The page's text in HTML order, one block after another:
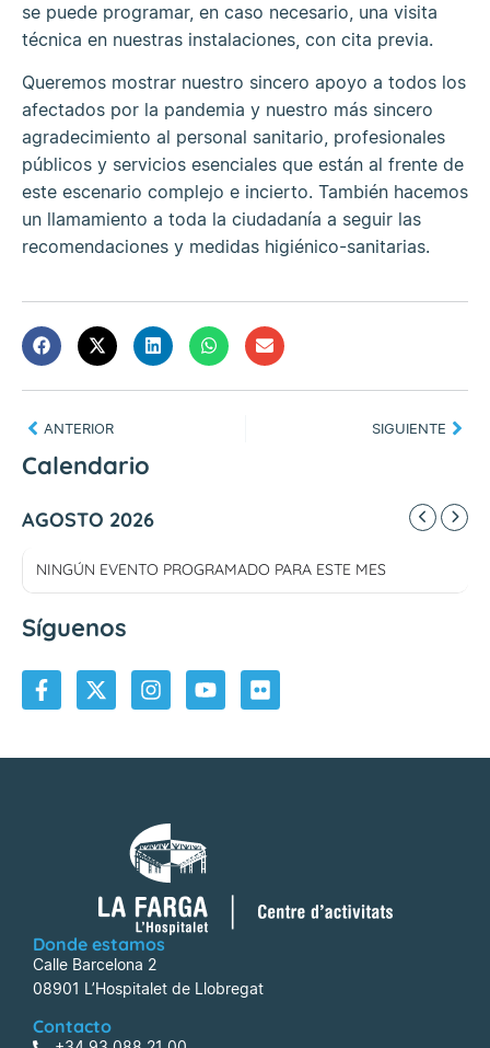
se puede programar, en caso necesario, una visita
técnica en nuestras instalaciones, con cita previa.
Queremos mostrar nuestro sincero apoyo a todos los
afectados por la pandemia y nuestro más sincero
agradecimiento al personal sanitario, profesionales
públicos y servicios esenciales que están al frente de
este escenario complejo e incierto. También hacemos
un llamamiento a toda la ciudadanía a seguir las
recomendaciones y medidas higiénico-sanitarias.
ANTERIOR SIGUIENTE
Calendario
AGOSTO 2026
NINGÚN EVENTO PROGRAMADO PARA ESTE MES
Síguenos
Donde estamos
Calle Barcelona 2
08901 L’Hospitalet de Llobregat
Contacto